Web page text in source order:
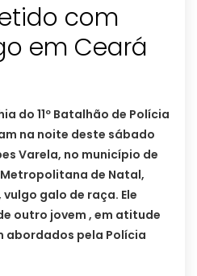
com
em Ceará
do 11º Batalhão de Polícia
na noite deste sábado
Varela, no município de
de Natal,
galo de raça. Ele
outro jovem , em atitude
abordados pela Polícia